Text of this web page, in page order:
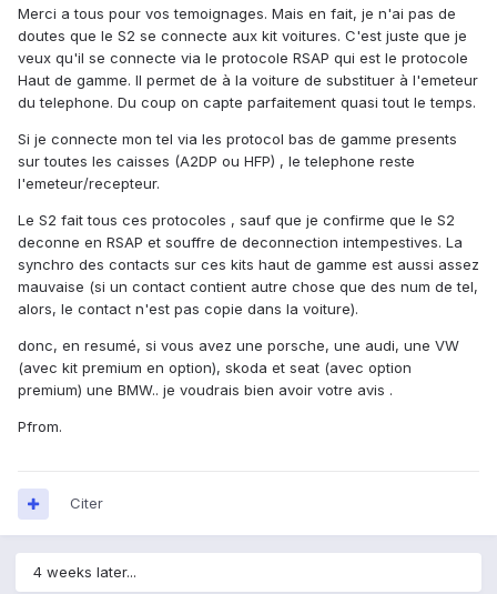
Merci a tous pour vos temoignages. Mais en fait, je n'ai pas de
doutes que le S2 se connecte aux kit voitures. C'est juste que je
veux qu'il se connecte via le protocole RSAP qui est le protocole
Haut de gamme. Il permet de à la voiture de substituer à l'emeteur
du telephone. Du coup on capte parfaitement quasi tout le temps.
Si je connecte mon tel via les protocol bas de gamme presents
sur toutes les caisses (A2DP ou HFP) , le telephone reste
l'emeteur/recepteur.
Le S2 fait tous ces protocoles , sauf que je confirme que le S2
deconne en RSAP et souffre de deconnection intempestives. La
synchro des contacts sur ces kits haut de gamme est aussi assez
mauvaise (si un contact contient autre chose que des num de tel,
alors, le contact n'est pas copie dans la voiture).
donc, en resumé, si vous avez une porsche, une audi, une VW
(avec kit premium en option), skoda et seat (avec option
premium) une BMW.. je voudrais bien avoir votre avis .
Pfrom.
Citer
4 weeks later...